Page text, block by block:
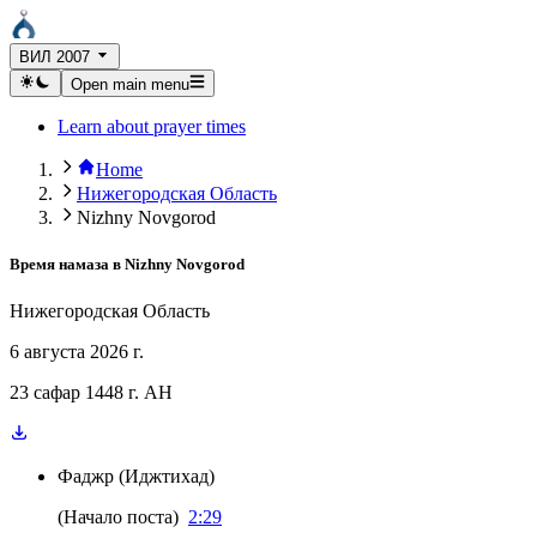
ВИЛ 2007
Open main menu
Learn about prayer times
Home
Нижегородская Область
Nizhny Novgorod
Время намаза в Nizhny Novgorod
Нижегородская Область
6 августа 2026 г.
23 сафар 1448 г. AH
Фаджр (Иджтихад)
(Начало поста) 2:29